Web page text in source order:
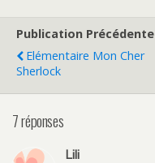
Publication Précédente
Elémentaire Mon Cher
Sherlock
7 réponses
Lili